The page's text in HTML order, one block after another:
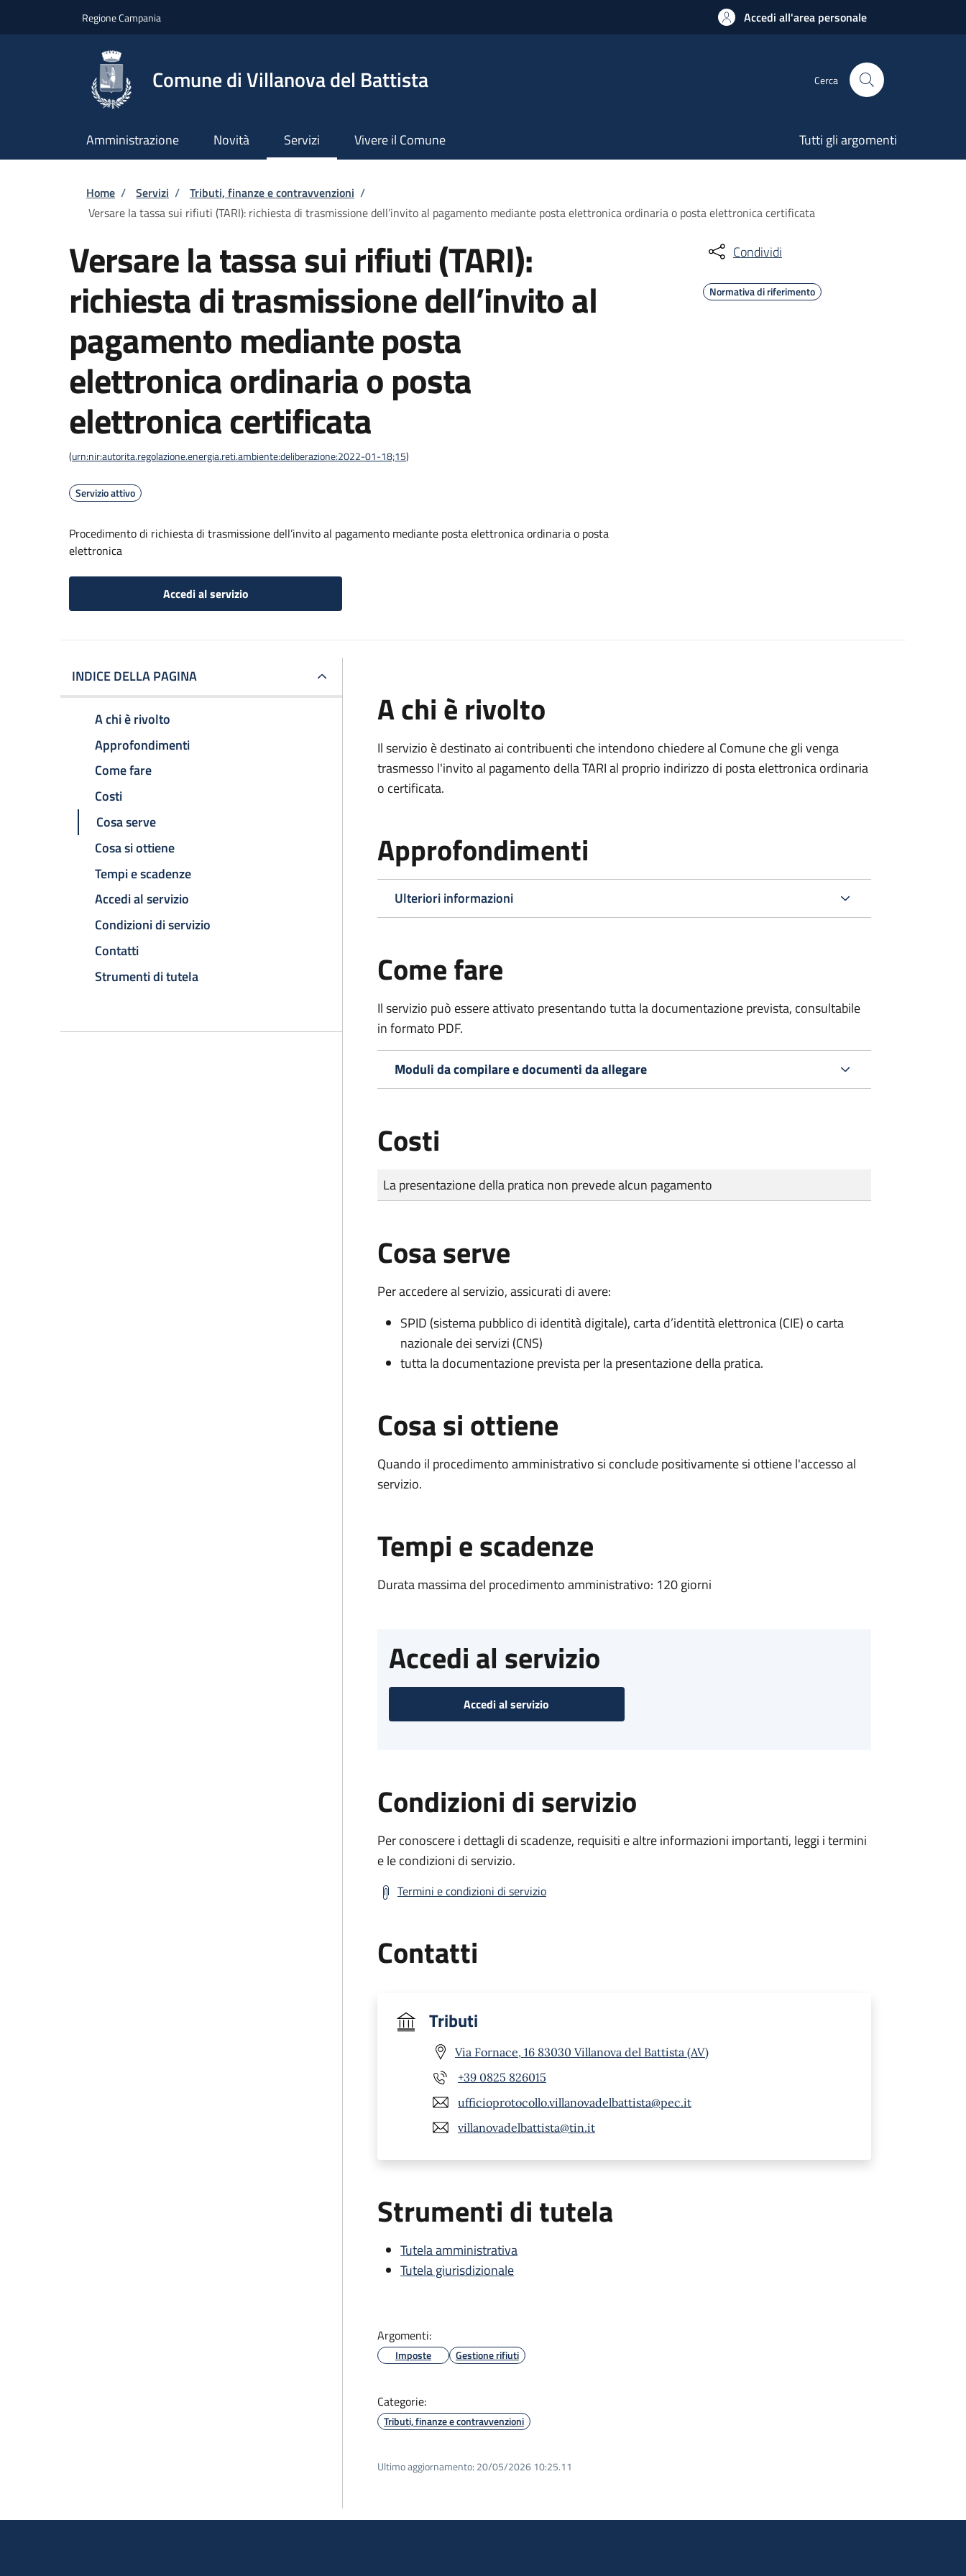
Regione Campania Accedi all'area personale
Comune di Villanova del Battista Cerca
Amministrazione Novità Servizi Vivere il Comune Tutti gli argomenti
Briciole di pane
Home / Servizi / Tributi, finanze e contravvenzioni /
Versare la tassa sui rifiuti (TARI): richiesta di trasmissione dell’invito al pagamento mediante posta elettronica ordinaria o posta elettronica certificata
Versare la tassa sui rifiuti (TARI):
richiesta di trasmissione dell’invito al
pagamento mediante posta
elettronica ordinaria o posta
elettronica certificata
(urn:nir:autorita.regolazione.energia.reti.ambiente:deliberazione:2022-01-18;15)
Servizio attivo
Procedimento di richiesta di trasmissione dell’invito al pagamento mediante posta elettronica ordinaria o posta
elettronica
Accedi al servizio
Condividi
Normativa di riferimento
INDICE DELLA PAGINA
A chi è rivolto
Approfondimenti
Come fare
Costi
Cosa serve
Cosa si ottiene
Tempi e scadenze
Accedi al servizio
Condizioni di servizio
Contatti
Strumenti di tutela
A chi è rivolto
Il servizio è destinato ai contribuenti che intendono chiedere al Comune che gli venga
trasmesso l'invito al pagamento della TARI al proprio indirizzo di posta elettronica ordinaria
o certificata.
Approfondimenti
Ulteriori informazioni
Come fare
Il servizio può essere attivato presentando tutta la documentazione prevista, consultabile
in formato PDF.
Moduli da compilare e documenti da allegare
Costi
Tipo di pagamento
Importo
La presentazione della pratica non prevede alcun pagamento
Cosa serve
Per accedere al servizio, assicurati di avere:
SPID (sistema pubblico di identità digitale), carta d’identità elettronica (CIE) o carta
nazionale dei servizi (CNS)
tutta la documentazione prevista per la presentazione della pratica.
Cosa si ottiene
Quando il procedimento amministrativo si conclude positivamente si ottiene l'accesso al
servizio.
Tempi e scadenze
Durata massima del procedimento amministrativo: 120 giorni
Accedi al servizio
Accedi al servizio
Condizioni di servizio
Per conoscere i dettagli di scadenze, requisiti e altre informazioni importanti, leggi i termini
e le condizioni di servizio.
Termini e condizioni di servizio
Contatti
Tributi
Via Fornace, 16 83030 Villanova del Battista (AV)
+39 0825 826015
ufficioprotocollo.villanovadelbattista@pec.it
villanovadelbattista@tin.it
Strumenti di tutela
Tutela amministrativa
Tutela giurisdizionale
Argomenti:
Imposte Gestione rifiuti
Categorie:
Tributi, finanze e contravvenzioni
Ultimo aggiornamento: 20/05/2026 10:25.11